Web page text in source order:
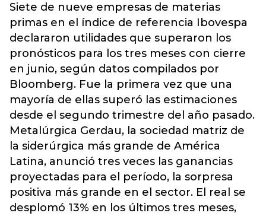
Siete de nueve empresas de materias
primas en el índice de referencia Ibovespa
declararon utilidades que superaron los
pronósticos para los tres meses con cierre
en junio, según datos compilados por
Bloomberg. Fue la primera vez que una
mayoría de ellas superó las estimaciones
desde el segundo trimestre del año pasado.
Metalúrgica Gerdau, la sociedad matriz de
la siderúrgica más grande de América
Latina, anunció tres veces las ganancias
proyectadas para el período, la sorpresa
positiva más grande en el sector. El real se
desplomó 13% en los últimos tres meses,